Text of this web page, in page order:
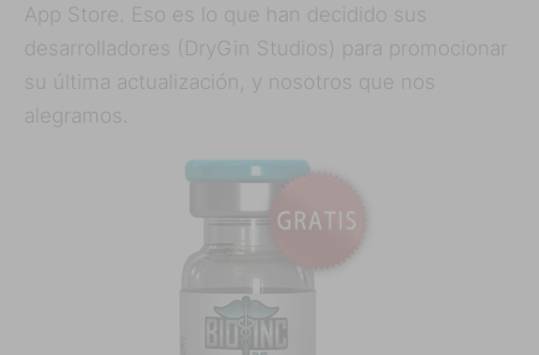
App Store. Eso es lo que han decidido sus
desarrolladores (DryGin Studios) para promocionar
su última actualización, y nosotros que nos
alegramos.